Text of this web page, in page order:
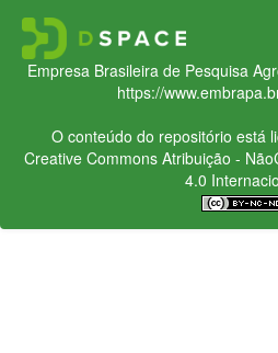
Empresa Brasileira de Pesquisa
https://
O conteúdo do repositório está
Creative CommonsAtribuição -
4.0